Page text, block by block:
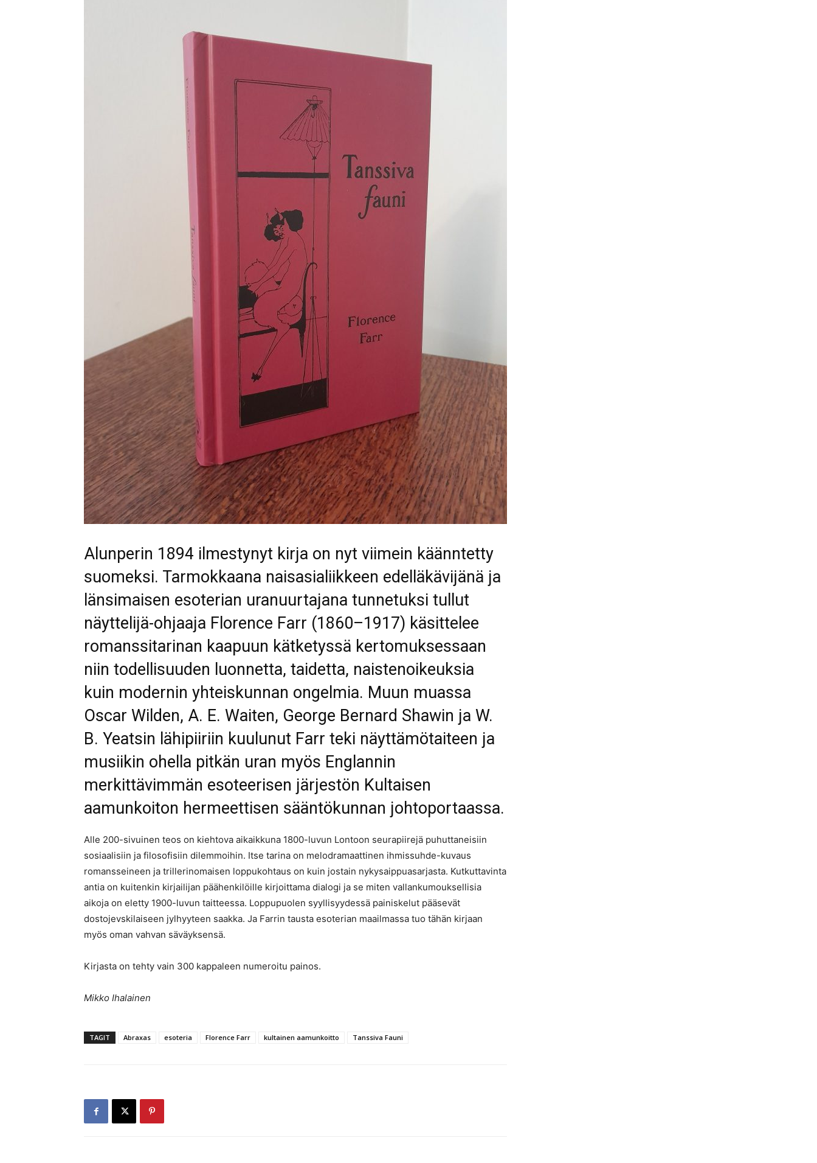
Alunperin 1894 ilmestynyt kirja on nyt viimein käänntetty
suomeksi. Tarmokkaana naisasialiikkeen edelläkävijänä ja
länsimaisen esoterian uranuurtajana tunnetuksi tullut
näyttelijä-ohjaaja Florence Farr (1860–1917) käsittelee
romanssitarinan kaapuun kätketyssä kertomuksessaan
niin todellisuuden luonnetta, taidetta, naistenoikeuksia
kuin modernin yhteiskunnan ongelmia. Muun muassa
Oscar Wilden, A. E. Waiten, George Bernard Shawin ja W.
B. Yeatsin lähipiiriin kuulunut Farr teki näyttämötaiteen ja
musiikin ohella pitkän uran myös Englannin
merkittävimmän esoteerisen järjestön Kultaisen
aamunkoiton hermeettisen sääntökunnan johtoportaassa.
Alle 200-sivuinen teos on kiehtova aikaikkuna 1800-luvun Lontoon seurapiirejä puhuttaneisiin
sosiaalisiin ja filosofisiin dilemmoihin. Itse tarina on melodramaattinen ihmissuhde-kuvaus
romansseineen ja trillerinomaisen loppukohtaus on kuin jostain nykysaippuasarjasta. Kutkuttavinta
antia on kuitenkin kirjailijan päähenkilöille kirjoittama dialogi ja se miten vallankumouksellisia
aikoja on eletty 1900-luvun taitteessa. Loppupuolen syyllisyydessä painiskelut pääsevät
dostojevskilaiseen jylhyyteen saakka. Ja Farrin tausta esoterian maailmassa tuo tähän kirjaan
myös oman vahvan säväyksensä.
Kirjasta on tehty vain 300 kappaleen numeroitu painos.
Mikko Ihalainen
TAGIT Abraxas esoteria Florence Farr kultainen aamunkoitto Tanssiva Fauni